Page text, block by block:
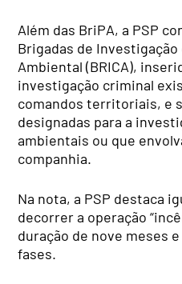
Além das BriPA, a PSP
Brigadas de
Ambiental (BRICA),
investigação criminal
comandos territoriais, e
designadas para a
ambientais ou que
companhia.
Na nota, a PSP destaca
decorrer a operação
duração de nove meses
fases.